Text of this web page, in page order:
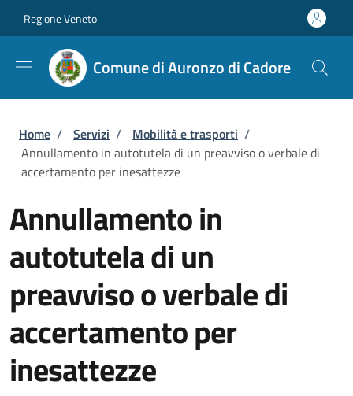
Regione Veneto
Comune di Auronzo di Cadore
Briciole di pane
Home / Servizi / Mobilità e trasporti /
Annullamento in autotutela di un preavviso o verbale di
accertamento per inesattezze
Annullamento in
autotutela di un
preavviso o verbale di
accertamento per
inesattezze